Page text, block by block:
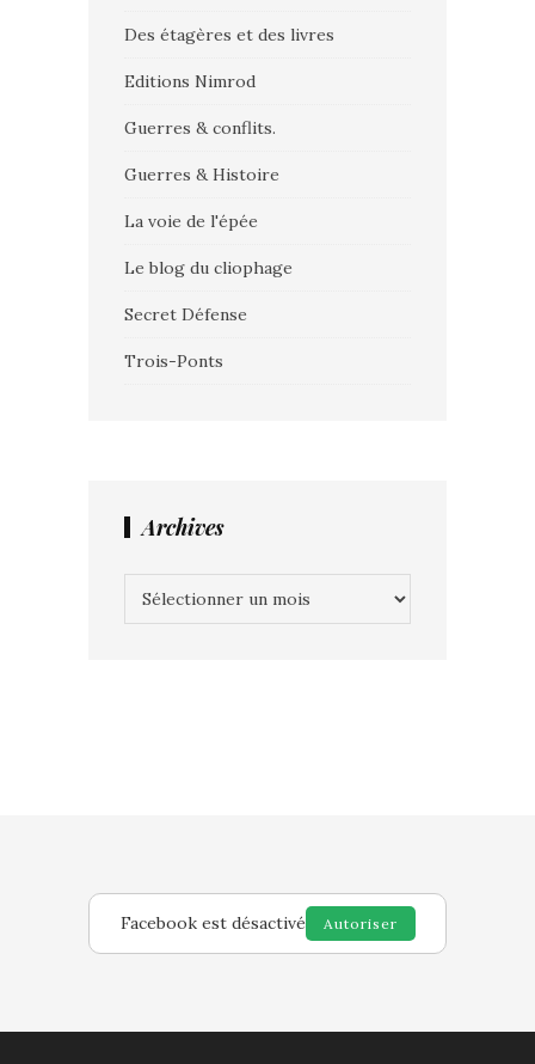
Des étagères et des livres
Editions Nimrod
Guerres & conflits.
Guerres & Histoire
La voie de l'épée
Le blog du cliophage
Secret Défense
Trois-Ponts
Archives
Facebook est désactivé Autoriser